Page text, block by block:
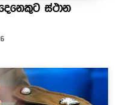
ස්ථාන